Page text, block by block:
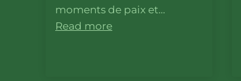
moments de paix et…
Read more